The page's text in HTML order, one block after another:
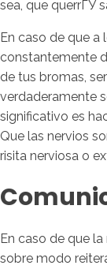
sea, que querrГЎ
En caso de que a
constantemente
de tus bromas,
verdaderamente
significativo es
Que las nervios
risita nerviosa o
En caso de que
sobre modo